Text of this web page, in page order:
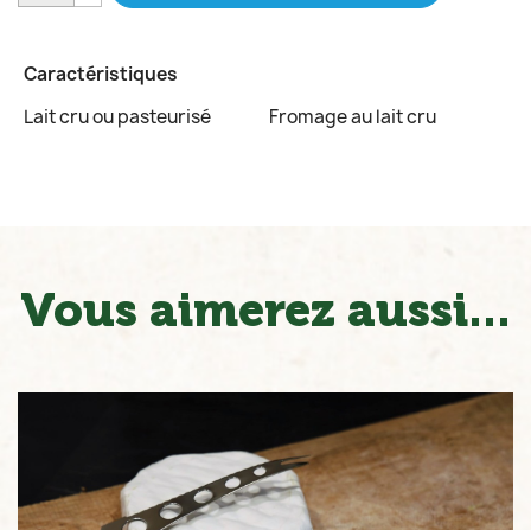
Caractéristiques
Lait cru ou pasteurisé
Fromage au lait cru
Vous aimerez aussi...